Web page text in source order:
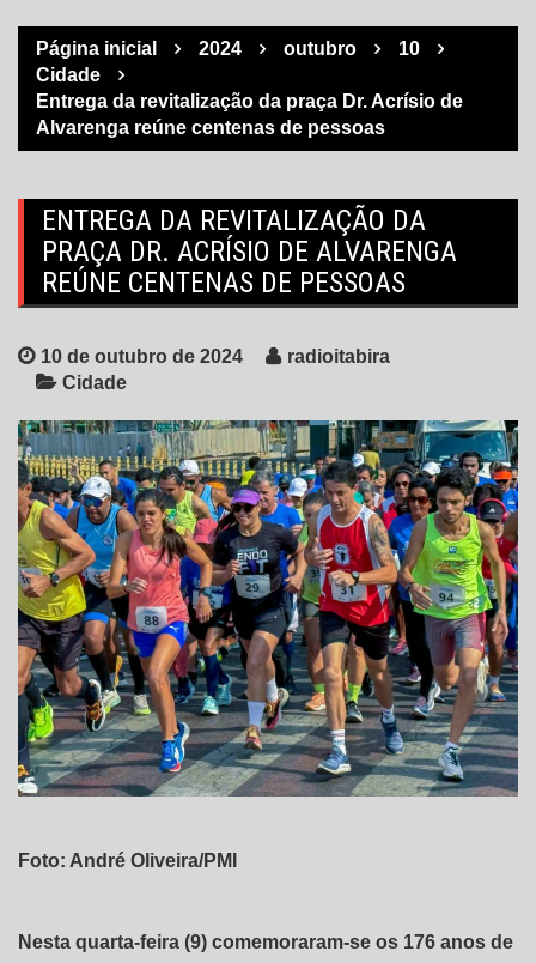
Página inicial 2024 outubro
10
Cidade
Entrega da revitalização da praça Dr. Acrísio de
Alvarenga reúne centenas de pessoas
ENTREGA DA REVITALIZAÇÃO DA
PRAÇA DR. ACRÍSIO DE ALVARENGA
REÚNE CENTENAS DE PESSOAS
10 de outubro de 2024
radioitabira
Cidade
Foto: André Oliveira/PMI
Nesta quarta-feira (9) comemoraram-se os 176 anos de